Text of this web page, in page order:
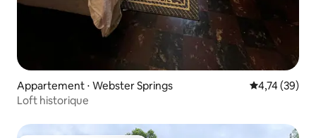
Appartement ⋅ Webster Springs Évaluation
4,74 (39)
Loft historique